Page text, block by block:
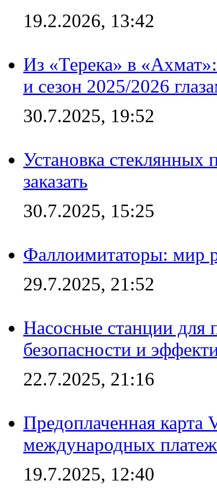
19.2.2026, 13:42
Из «Терека» в
и сезон 2025/2026
30.7.2025, 19:52
Установка стеклянных
заказать
30.7.2025, 15:25
Фаллоимитаторы: мир
29.7.2025, 21:52
Насосные станции для
безопасности и
22.7.2025, 21:16
Предоплаченная карта
международных
19.7.2025, 12:40